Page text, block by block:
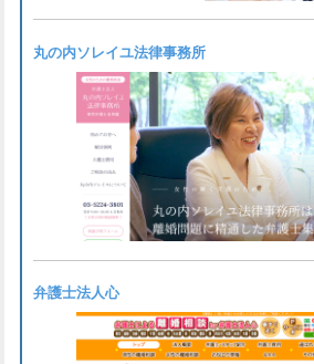
丸の内ソレイユ法律事務所
弁護士法人心